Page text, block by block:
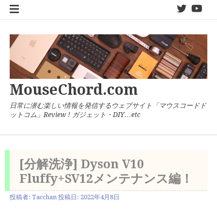
twitter
MouseChord.com
日常に潜む楽しい情報を発信するウェブサイト「マウスコードド
ットコム」Review ! ガジェット・DIY…etc
[分解洗浄] Dyson V10
Fluffy+SV12メンテナンス編！
投稿者: Tacchan 投稿日: 2022年4月8日